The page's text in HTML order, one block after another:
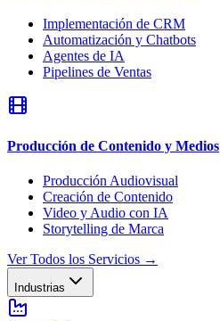
Implementación de CRM
Automatización y Chatbots
Agentes de IA
Pipelines de Ventas
Producción de Contenido y Medios
Producción Audiovisual
Creación de Contenido
Video y Audio con IA
Storytelling de Marca
Ver Todos los Servicios →
Industrias